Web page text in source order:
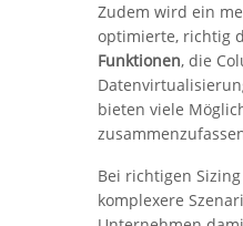
Zudem wird ein
optimierte, richtig
Funktionen, die
bieten viele
Bei richtigen
komplexere